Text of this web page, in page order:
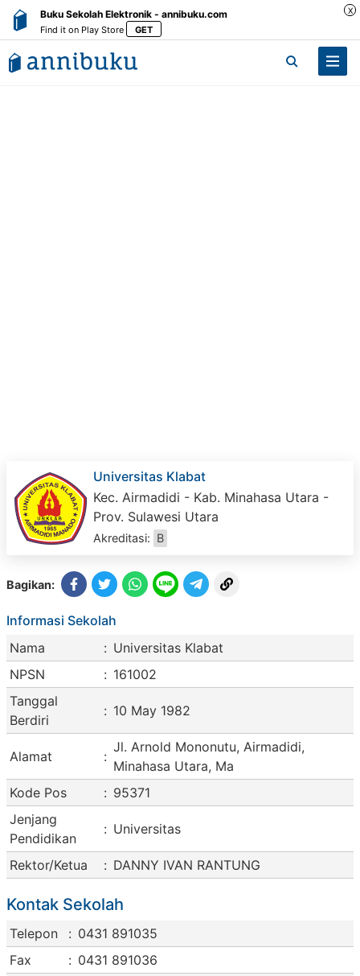
Buku Sekolah Elektronik - annibuku.com
Find it on Play Store GET
X
Universitas Klabat
Kec. Airmadidi - Kab. Minahasa Utara -
Prov. Sulawesi Utara
Akreditasi: B
Bagikan:
Informasi Sekolah
Nama
: Universitas Klabat
NPSN
: 161002
Tanggal
Berdiri
: 10 May 1982
Alamat :
Jl. Arnold Mononutu, Airmadidi,
Minahasa Utara, Ma
Kode Pos
: 95371
Jenjang
Pendidikan
: Universitas
Rektor/Ketua : DANNY IVAN RANTUNG
Kontak Sekolah
Telepon : 0431 891035
Fax
: 0431 891036